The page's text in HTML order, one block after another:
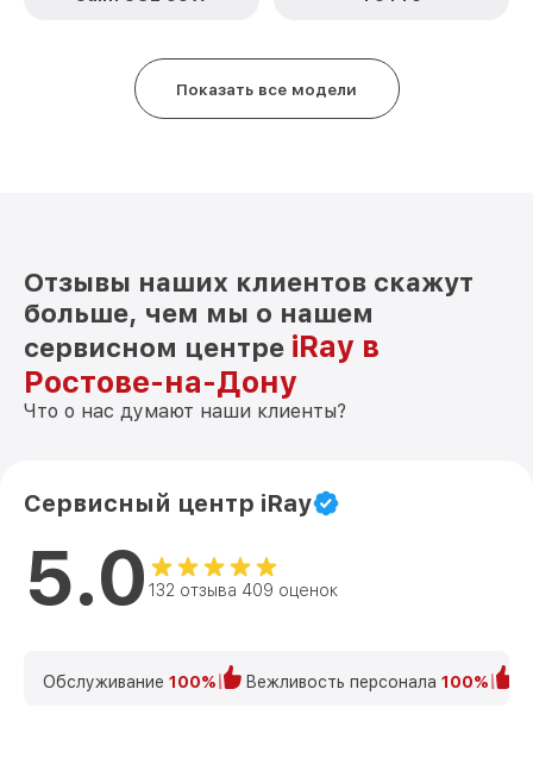
Ремонт Wi-Fi AP 13 iRayПоказать все модели
Отзывы наших клиентов скажут
больше, чем мы о нашем
сервисном центре iRay в
Ростове-на-Дону
Что о нас думают наши клиенты?
Сервисный центр iRay
5.0 132 отзыва 409 оценок
Обслуживание 100% Вежливость персонала 100%